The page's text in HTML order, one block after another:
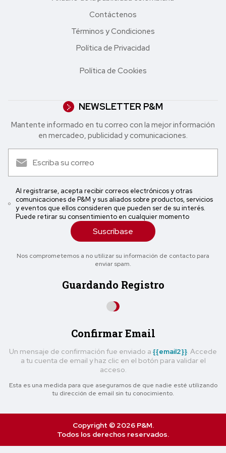
Contáctenos
Términos y Condiciones
Política de Privacidad
Política de Cookies
NEWSLETTER P&M
Mantente informado en tu correo con la mejor in formación
en mercadeo, publicidad y comunicaciones.
Al registrarse, acepta recibir correos electrónicos y otras
comunicaciones de P&M y sus aliados sobre productos, servicios
y eventos que ellos consideren que pueden ser de su interés.
Puede retirar su consentimiento en cualquier momento
Suscríbase
Nos comprometemos a no utilizar su información de contacto para
enviar spam.
Guardando Registro
Confirmar Email
Un mensaje de confirmación fue enviado a {{email2}} . Accede
a tu cuenta de email y haz clic en el botón para validar el
acceso.
Esta es una medida para que asegurarnos de que nadie esté utilizando
tu dirección de email sin tu conocimiento.
Copyright © 2026 P&M.
Todos los derechos reservados.